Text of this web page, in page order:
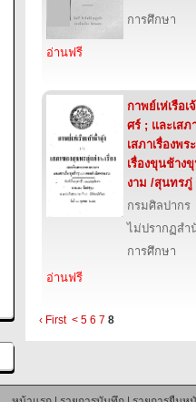
การศึกษา
อ่านฟรี
กาพย์เห่เรือเ
ศร์ ; และเสภ
เสภาเรื่องพ
เรื่องขุนช้าง
งาม /สุนทรภู่
กรมศิลปากร
ไม่ปรากฏส
การศึกษา
อ่านฟรี
‹ First < 5 6 7 8